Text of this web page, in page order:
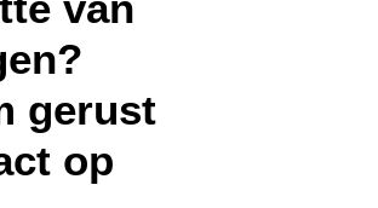
gerust
op